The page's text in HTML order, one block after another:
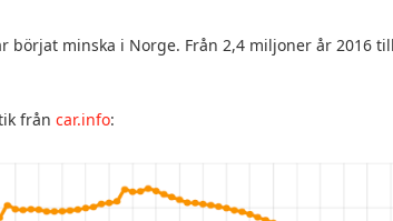
börjat minska i Norge. Från 2,4 miljoner år 2016
från car.info: